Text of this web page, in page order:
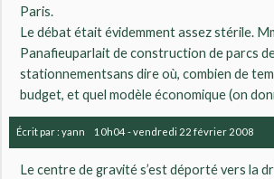
Paris.
Le débat était évidemment assez stérile.
Panafieuparlait de construction de parcs
stationnementsans dire où, combien de
budget, et quel modèle économique (on
Écrit par :yann 10h04-vendredi 22 février 2008
Le centre de gravité s’est déporté vers la